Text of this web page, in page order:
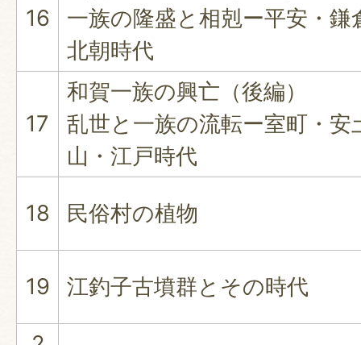
16
一族の隆盛と相剋ー平安・鎌
北朝時代
17
和賀一族の興亡（後編）
乱世と一族の流転ー室町・安
山・江戸時代
18 民俗村の植物
19 江釣子古墳群とその時代